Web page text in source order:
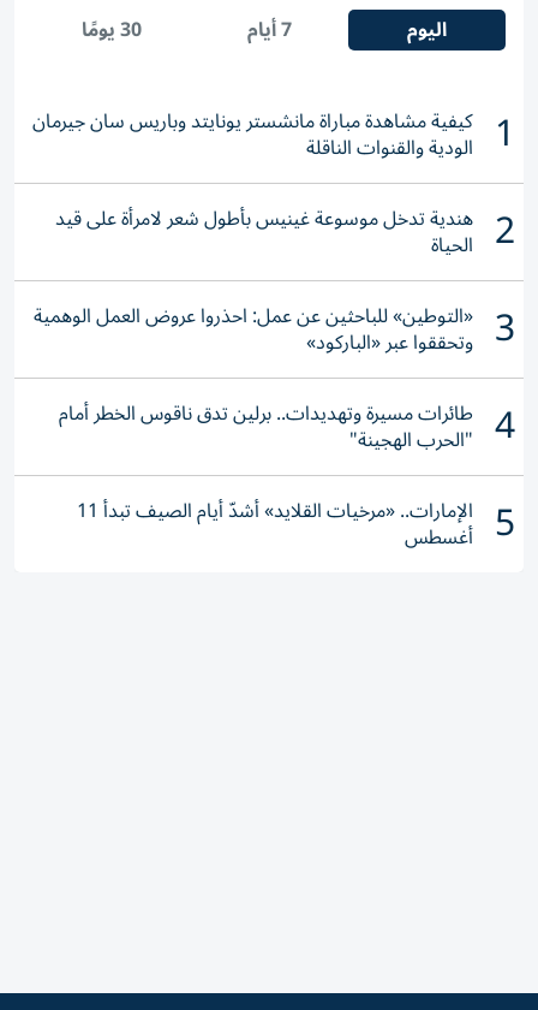
اليوم 7 أيام 30 يومًا
1 كيفية مشاهدة مباراة مانشستر يونايتد وباريس سان جيرمان
الودية والقنوات الناقلة
2 هندية تدخل موسوعة غينيس بأطول شعر لامرأة على قيد
الحياة
3 «التوطين» للباحثين عن عمل: احذروا عروض العمل الوهمية
وتحققوا عبر «الباركود»
4 طائرات مسيرة وتهديدات.. برلين تدق ناقوس الخطر أمام
"الحرب الهجينة"
5 الإمارات.. «مرخيات القلايد» أشدّ أيام الصيف تبدأ 11
أغسطس